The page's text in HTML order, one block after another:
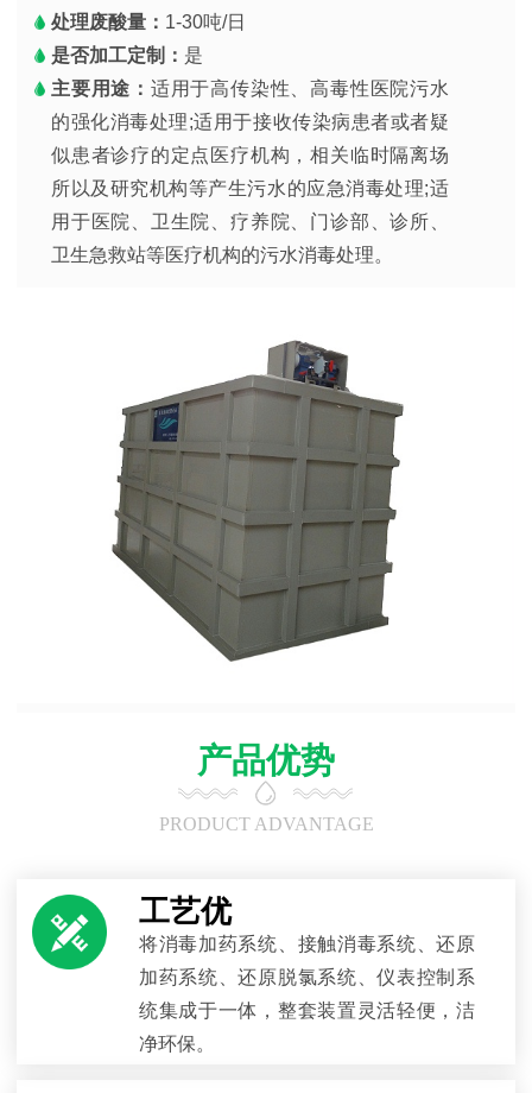
处理废酸量： 1-30吨/日
是否加工定制： 是
主要用途： 适用于高传染性、高毒性医院污水
的强化消毒处理;适用于接收传染病患者或者疑
似患者诊疗的定点医疗机构，相关临时隔离场
所以及研究机构等产生污水的应急消毒处理;适
用于医院、卫生院、疗养院、门诊部、诊所、
卫生急救站等医疗机构的污水消毒处理。
产品优势
PRODUCT ADVANTAGE
工艺优
将消毒加药系统、接触消毒系统、还原
加药系统、还原脱氯系统、仪表控制系
统集成于一体，整套装置灵活轻便，洁
净环保。